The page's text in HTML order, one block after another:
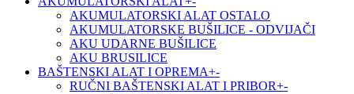
AKUMULATORSKI ALAT OSTALO
AKUMULATORSKE BUŠILICE - ODVIJAČI
AKU UDARNE BUŠILICE
AKU BRUSILICE
BAŠTENSKI ALAT I OPREMA+-
RUČNI BAŠTENSKI ALAT I PRIBOR+-